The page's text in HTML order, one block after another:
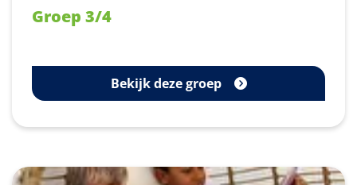
Groep 3/4
Bekijk deze groep